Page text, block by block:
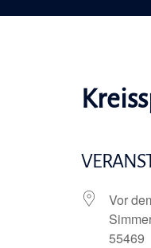
Vor
55469